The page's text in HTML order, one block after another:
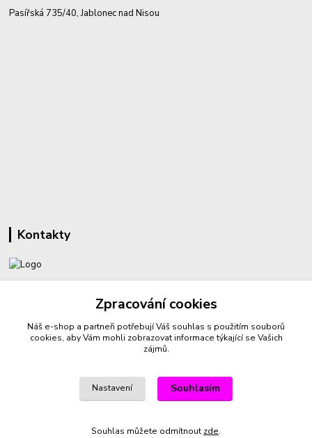
Pasířská 735/40, Jablonec nad Nisou
Kontakty
sperkyproradost@seznam.cz
Vytvořeno na Eshop-rychle.cz
Zpracování cookies
Náš e-shop a partneři potřebují Váš souhlas s použitím souborů
cookies, aby Vám mohli zobrazovat informace týkající se Vašich
zájmů.
Nastavení Souhlasím
Souhlas můžete odmítnout zde.